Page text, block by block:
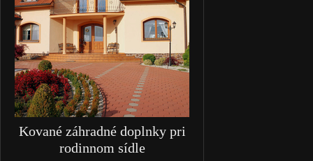
Kované záhradné doplnky pri
rodinnom sídle